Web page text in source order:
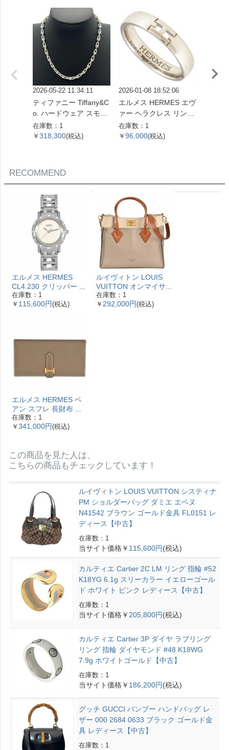
2026-05-22 11:34:11
ティファニー Tiffany&C
o. ハードウェア スモー
ルリンク ネックレス 60
153093 SV925 42.4g シ
在庫数：1
￥ 318,300(税込)
2026-01-08 18:52:06
エルメス HERMES エヴ
ァー ヘラクレス リング
指輪 #47 K18WG 3.2g
ホワイトゴールド レデ
在庫数：1
￥ 96,000(税込)
RECOMMEND
エルメス HERMES
CL4.230 クリッパー ナ
クレ 腕時計 シェル文字
盤 ベゼル12Pダイヤ レ
在庫数：1
￥ 115,600円(税込)
ルイヴィトン LOUIS
VUITTON オンマイサ
イドMM ハンドバッグ
2WAY レザー M53825
在庫数：1
￥ 292,000円(税込)
エルメス HERMES ベ
アン スフレ 長財布 ヴ
ォーエプソン Y刻印 エ
トゥープ ゴールド金具
在庫数：1
￥ 341,000円(税込)
この商品を見た人は、
こちらの商品もチェックしています！
ルイヴィトン LOUIS VUITTON システィナ
PM ショルダーバッグ ダミエ エベヌ
N41542 ブラウン ゴールド金具 FL0151 レ
ディース【中古】
在庫数：1
当サイト価格￥ 115,600円(税込)
カルティエ Cartier 2C LM リング 指輪 #52
K18YG 6.1g スリーカラー イエローゴール
ド ホワイト ピンク レディース【中古】
在庫数：1
当サイト価格￥205,800円(税込)
カルティエ Cartier 3P ダイヤ ラブリング
リング 指輪 ダイヤモンド #48 K18WG
7.9g ホワイトゴールド【中古】
在庫数：1
当サイト価格￥ 186,200円(税込)
グッチ GUCCI バンブー ハンドバッグ レ
ザー 000 2684 0633 ブラック ゴールド金
具 レディース【中古】
在庫数：1